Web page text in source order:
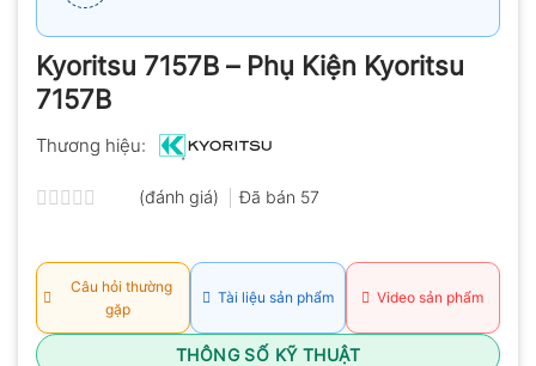
Kyoritsu 7157B – Phụ Kiện Kyoritsu
7157B
Thương hiệu:
hạng
5
sao
(đánh giá) Đã bán 57
Câu hỏi thường
gặp
Tài liệu sản phẩm Video sản phẩm
THÔNG SỐ KỸ THUẬT